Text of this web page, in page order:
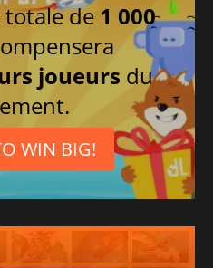
de 1 000
joueurs du
WIN BIG!